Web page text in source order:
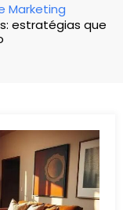
Marketing
estratégias que